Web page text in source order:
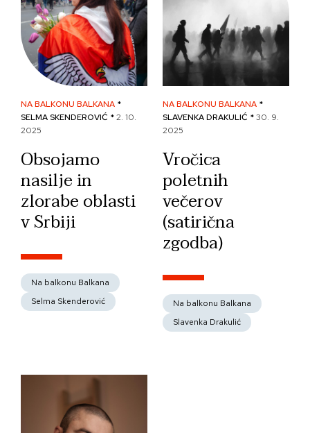
NA BALKONU BALKANA *
SELMA SKENDEROVIĆ *2. 10.
2025
Obsojamo
nasilje in
zlorabe oblasti
v Srbiji
Na balkonu Balkana
Selma Skenderović
NA BALKONU BALKANA *
SLAVENKA DRAKULIĆ *30. 9.
2025
Vročica
poletnih
večerov
(satirična
zgodba)
Na balkonu Balkana
Slavenka Drakulić